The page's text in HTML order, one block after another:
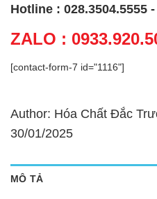
Hotline : 028.3504.5555
ZALO :
[contact-form-7 id="1116"]
Author: Hóa Chất Đắc
30/01/2025
MÔ TẢ